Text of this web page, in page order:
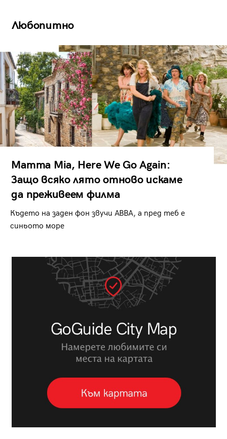
Любопитно
Mamma Mia, Here We Go Again:
Защо всяко лято отново искаме
да преживеем филма
Където на заден фон звучи ABBA, а пред теб е
синьото море